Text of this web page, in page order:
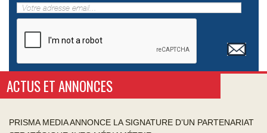
ACTUS ET ANNONCES
PRISMA MEDIA ANNONCE LA SIGNATURE D’UN PARTENARIAT